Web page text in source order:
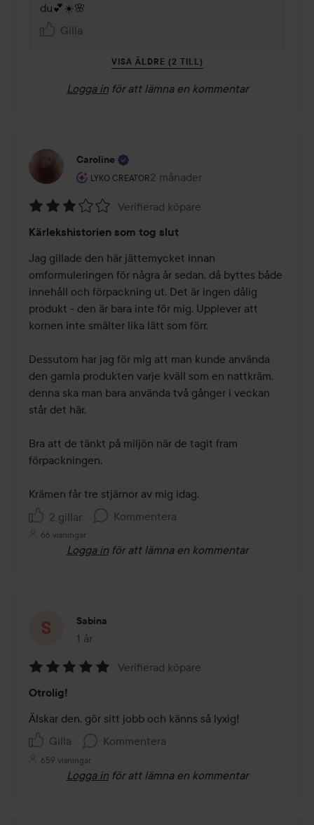
du💕☀️🌸
Gilla
VISA ÄLDRE (2 TILL)
Logga in för att lämna en kommentar
Caroline
LYKO CREATOR
Användarens roll: Lyko Creator.
2 månader
Inlägget skapades 2 månader
3
av
5
Verifierad köpare
Kärlekshistorien som tog slut
Jag gillade den här jättemycket innan
omformuleringen för några år sedan, då byttes både
innehåll och förpackning ut. Det är ingen dålig
produkt - den är bara inte för mig. Upplever att
kornen inte smälter lika lätt som förr.
Dessutom har jag för mig att man kunde använda
den gamla produkten varje kväll som en nattkräm,
denna ska man bara använda två gånger i veckan
står det här.
Bra att de tänkt på miljön när de tagit fram
förpackningen.
Krämen får tre stjärnor av mig idag.
2 gillar
Kommentera
66 visningar
Logga in för att lämna en kommentar
Sabina
1 år
Inlägget skapades 1 år
5
av
5
Verifierad köpare
Otrolig!
Älskar den, gör sitt jobb och känns så lyxig!
Gilla
Kommentera
659 visningar
Logga in för att lämna en kommentar